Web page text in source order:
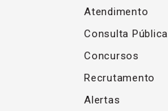
Atendimento
Consulta Pública
Concursos
Recrutamento
Alertas